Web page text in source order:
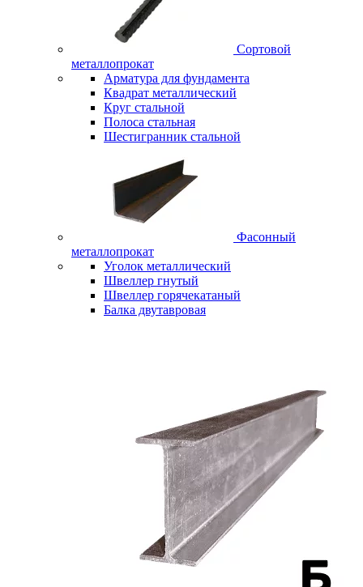
Сортовой
металлопрокат
Арматура для фундамента
Квадрат металлический
Круг стальной
Полоса стальная
Шестигранник стальной
Фасонный
металлопрокат
Уголок металлический
Швеллер гнутый
Швеллер горячекатаный
Балка двутавровая